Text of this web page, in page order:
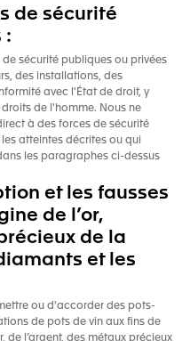
de sécurité
:
sécurité publiques ou privées
des installations, des
avec l'État de droit, y
de l'homme. Nous ne
à des forces de sécurité
atteintes décrites ou qui
les paragraphes ci-dessus
et les fausses
de l’or,
de la
et les
ou d'accorder des pots-
de pots de vin aux fins de
l’argent, des métaux précieux